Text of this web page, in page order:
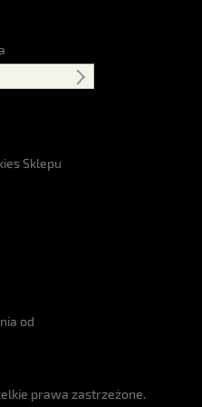
Sklepu
od
prawa zastrzeżone.